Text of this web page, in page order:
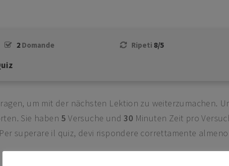
2 Domande Ripeti 8/5
um mit der nächsten Lektion zu weiterzumachen.
Sie haben 5 Versuche und 30 Minuten Zeit pro
superare il quiz, devi rispondere correttamente